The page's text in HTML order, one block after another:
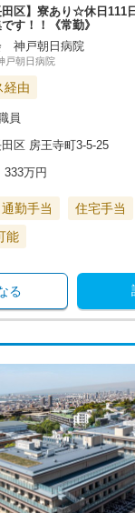
田区】寮あり☆休日
す！！《常勤》
神戸朝日病院
戸朝日病院
経由
員
区 房王寺町3-5-25
333万円
通勤手当
住宅手当
能
る